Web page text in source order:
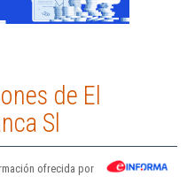
de El
Sl
ofrecida por